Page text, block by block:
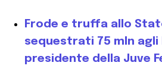
Frode e truffa allo
sequestrati 75 mln agli
presidente della Juve